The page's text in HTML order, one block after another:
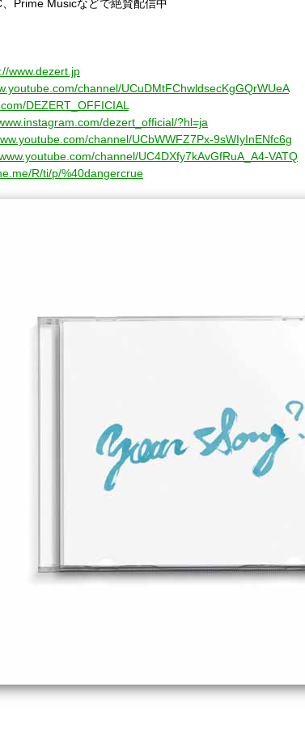
Prime Musicなどで絶賛配信中
www.dezert.jp
channel/UCuDMtFChwldsecKgGQrWUeA
DEZERT_OFFICIAL
dezert_official/?hl=ja
channel/UCbWWFZ7Px-9sWIyInENfc6g
channel/UC4DXfy7kAvGfRuA_A4-VATQ
R/ti/p/%40dangercrue